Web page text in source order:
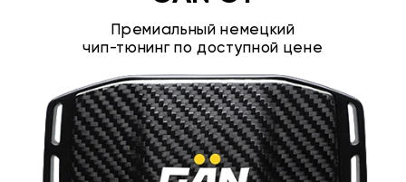
Премиальный немецкий
чип-тюнинг по доступной цене